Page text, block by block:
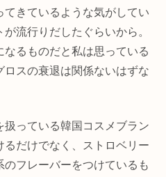
きているような気がしてい
流行りだしたぐらいから。
るものだと私は思っている
スの衰退は関係ないはずな
っている韓国コスメブラン
るだけでなく、ストロベリー
フレーバーをつけているも